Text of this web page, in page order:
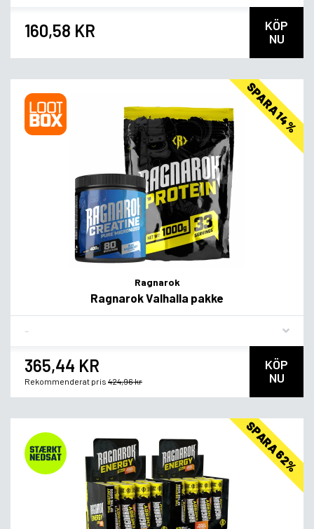
160,58 KR
KÖP
NU
SPARA 14%
Ragnarok
Ragnarok Valhalla pakke
365,44 KR
Rekommenderat pris 424,96 kr
KÖP
NU
SPARA 62%